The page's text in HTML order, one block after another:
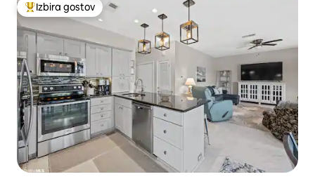
Najbolj priljubljena prenočišča z značko »Izbira gostov«
Izbira gostov